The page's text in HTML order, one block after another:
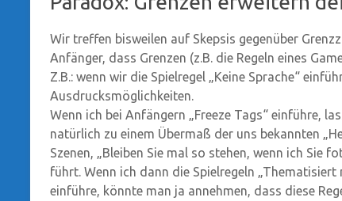
Wir treffen bisweilen auf Skepsis gegenüber
Anfänger, dass Grenzen (z.B. die Regeln eines
Z.B.: wenn wir die Spielregel „Keine Sprache“
Ausdrucksmöglichkeiten.
Wenn ich bei Anfängern „Freeze Tags“ einführe,
natürlich zu einem Übermaß der uns bekannten
Szenen, „Bleiben Sie mal so stehen, wenn ich Sie
führt. Wenn ich dann die Spielregeln
einführe, könnte man ja annehmen, dass diese